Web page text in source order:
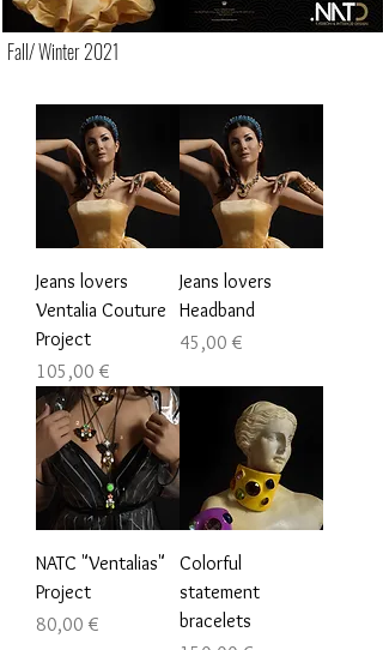
Fall/ Winter 2021
Jeans lovers
Ventalia Couture
Project
Precio
105,00 €
Jeans lovers
Headband
Precio
45,00 €
NATC "Ventalias"
Project
Precio
80,00 €
Colorful
statement
bracelets